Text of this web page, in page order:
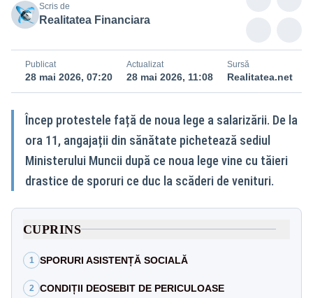
Scris de
Realitatea Financiara
Publicat
28 mai 2026, 07:20
Actualizat
28 mai 2026, 11:08
Sursă
Realitatea.net
Încep protestele față de noua lege a salarizării. De la
ora 11, angajații din sănătate pichetează sediul
Ministerului Muncii după ce noua lege vine cu tăieri
drastice de sporuri ce duc la scăderi de venituri.
CUPRINS
1 SPORURI ASISTENȚĂ SOCIALĂ
2 CONDIȚII DEOSEBIT DE PERICULOASE